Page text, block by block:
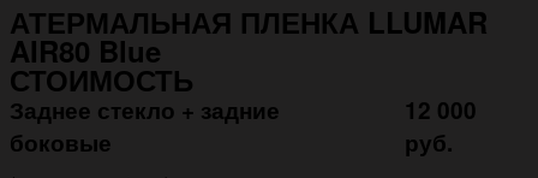
АТЕРМАЛЬНАЯ ПЛЕНКА LLUMAR
AIR80 Blue
СТОИМОСТЬ
Заднее стекло + задние
боковые
12 000
руб.